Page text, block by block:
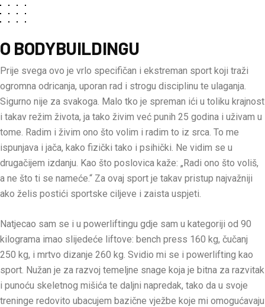
O BODYBUILDINGU
Prije svega ovo je vrlo specifičan i ekstreman sport koji traži
ogromna odricanja, uporan rad i strogu disciplinu te ulaganja.
Sigurno nije za svakoga. Malo tko je spreman ići u toliku krajnost
i takav režim života, ja tako živim već punih 25 godina i uživam u
tome. Radim i živim ono što volim i radim to iz srca. To me
ispunjava i jača, kako fizički tako i psihički. Ne vidim se u
drugačijem izdanju. Kao što poslovica kaže: „Radi ono što voliš,
a ne što ti se nameće.“ Za ovaj sport je takav pristup najvažniji
ako želis postići sportske ciljeve i zaista uspjeti.
Natjecao sam se i u powerliftingu gdje sam u kategoriji od 90
kilograma imao slijedeće liftove: bench press 160 kg, čučanj
250 kg, i mrtvo dizanje 260 kg. Svidio mi se i powerlifting kao
sport. Nužan je za razvoj temeljne snage koja je bitna za razvitak
i punoću skeletnog mišića te daljni napredak, tako da u svoje
treninge redovito ubacujem bazične vježbe koje mi omogućavaju